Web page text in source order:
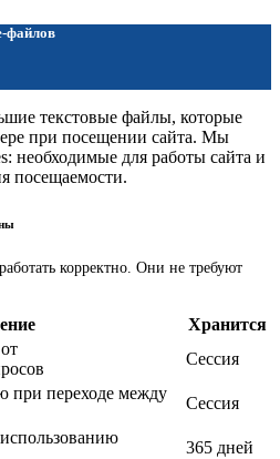
файлов
текстовые файлы, которые
при посещении сайта. Мы
необходимые для работы сайта и
посещаемости.
корректно. Они не требуют
Хранится
Сессия
при переходе между
Сессия
365 дней